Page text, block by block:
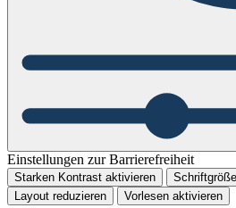
Einstellungen zur Barrierefreiheit
Starken Kontrast aktivieren
Layout reduzieren
Vorlesen aktivieren